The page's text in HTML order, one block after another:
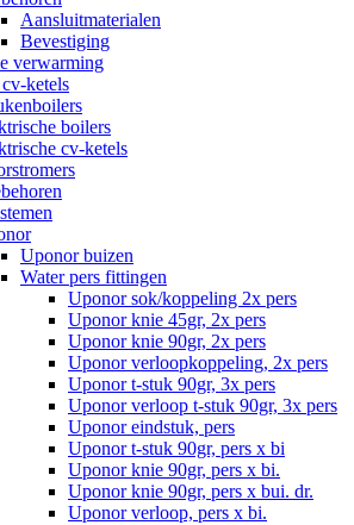
Aansluitmaterialen
Bevestiging
verwarming
ketels
boilers
cv-ketels
Uponor buizen
Water pers fittingen
Uponor sok/koppeling 2x pers
Uponor knie 45gr, 2x pers
Uponor knie 90gr, 2x pers
Uponor verloopkoppeling, 2x pers
Uponor t-stuk 90gr, 3x pers
Uponor verloop t-stuk 90gr, 3x pers
Uponor eindstuk, pers
Uponor t-stuk 90gr, pers x bi
Uponor knie 90gr, pers x bi.
Uponor knie 90gr, pers x bui. dr.
Uponor verloop, pers x bi.